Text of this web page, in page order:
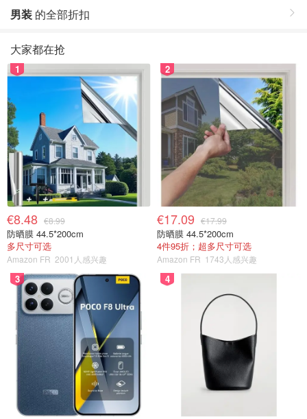
男装 的全部折扣
大家都在抢
1
€8.48 €8.99
防晒膜 44.5*200cm
多尺寸可选
Amazon FR 2001人感兴趣
2
€17.09 €17.99
防晒膜 44.5*200cm
4件95折；超多尺寸可选
Amazon FR 1743人感兴趣
3 4